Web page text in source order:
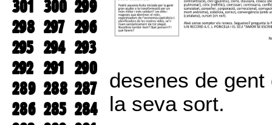
301 300 299
298 297 296
295 294 293
292 291 290
289 288 287
286 285 284
desenes de
la seva sort.